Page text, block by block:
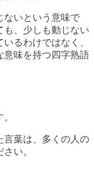
ないという意味で
も、少しも動じない
るわけではなく、
意味を持つ四字熟語
言葉は、多くの人の
い。